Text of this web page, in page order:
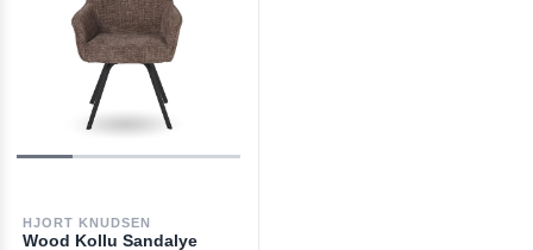
HJORT KNUDSEN
Wood Kollu Sandalye